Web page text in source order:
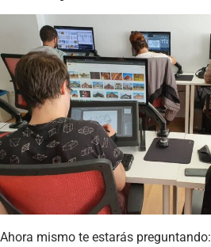
Ahora mismo te estarás preguntando: